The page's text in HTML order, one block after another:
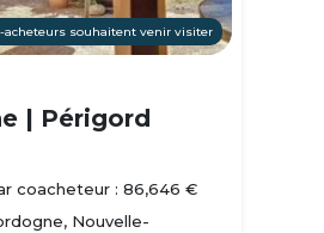
acheteurs souhaitent venir visiter
| Périgord
coacheteur : 86,646 €
Nouvelle-